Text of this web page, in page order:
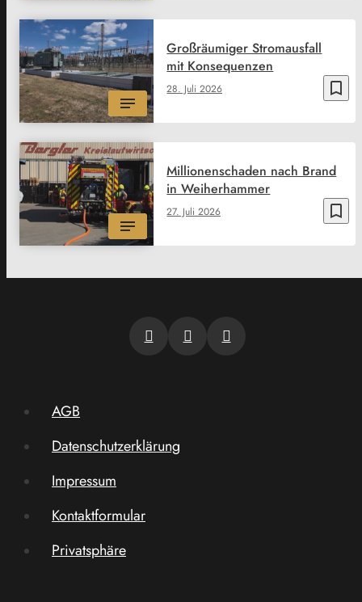
bookmark_border
28. Juli 2026
Großräumiger Stromausfall
mit Konsequenzen
bookmark_border
27. Juli 2026
Millionenschaden nach Brand
in Weiherhammer
AGB
Datenschutzerklärung
Impressum
Kontaktformular
Privatsphäre